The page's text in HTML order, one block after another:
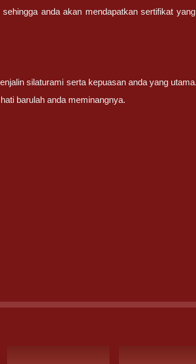
anda akan mendapatkan sertifikat
silaturami serta kepuasan anda yang
barulah anda meminangnya.